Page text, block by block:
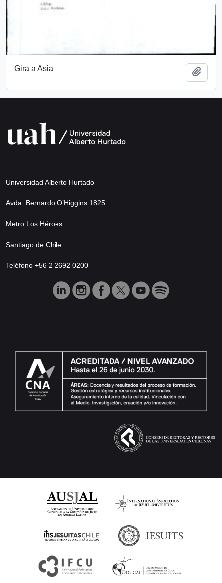
Gira a Asia
Universidad Alberto Hurtado
Avda. Bernardo O’Higgins 1825
Metro Los Héroes
Santiago de Chile
Teléfono +56 2 2692 0200